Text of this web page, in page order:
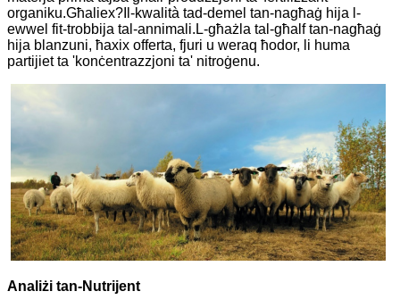
organiku.Għaliex?Il-kwalità tad-demel tan-nagħaġ hija l-
ewwel fit-trobbija tal-annimali.L-għażla tal-għalf tan-nagħaġ
hija blanzuni, ħaxix offerta, fjuri u weraq ħodor, li huma
partijiet ta 'konċentrazzjoni ta' nitroġenu.
Analiżi tan-Nutrijent